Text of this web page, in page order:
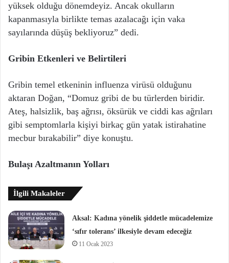
yüksek olduğu dönemdeyiz. Ancak okulların
kapanmasıyla birlikte temas azalacağı için vaka
sayılarında düşüş bekliyoruz” dedi.
Gribin Etkenleri ve Belirtileri
Gribin temel etkeninin influenza virüsü olduğunu
aktaran Doğan, “Domuz gribi de bu türlerden biridir.
Ateş, halsizlik, baş ağrısı, öksürük ve ciddi kas ağrıları
gibi semptomlarla kişiyi birkaç gün yatak istirahatine
mecbur bırakabilir” diye konuştu.
Bulaşı Azaltmanın Yolları
İlgili Makaleler
Aksal: Kadına yönelik şiddetle mücadelemize
‘sıfır tolerans’ ilkesiyle devam edeceğiz
11 Ocak 2023